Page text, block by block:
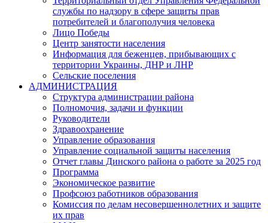
службы по надзору в сфере защиты прав
потребителей и благополучия человека
Лицо Победы
Центр занятости населения
Информация для беженцев, прибывающих с
территории Украины, ДНР и ЛНР
Сельские поселения
АДМИНИСТРАЦИЯ
Структура администрации района
Полномочия, задачи и функции
Руководители
Здравоохранение
Управление образования
Управление социальной защиты населения
Отчет главы Динского района о работе за 2025 год
Программа
Экономическое развитие
Профсоюз работников образования
Комиссия по делам несовершеннолетних и защите
их прав